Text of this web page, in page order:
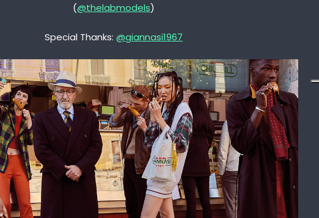
(@thelabmodels)
Special Thanks: @giannasi1967